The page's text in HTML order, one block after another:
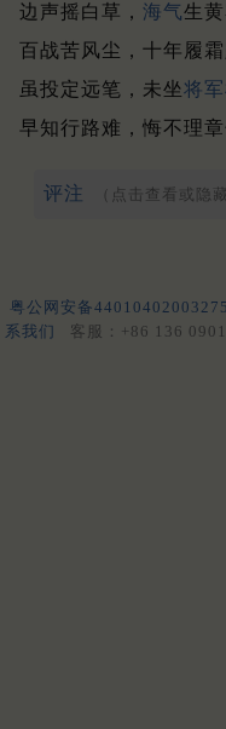
边声摇白草， 海气生黄
百战苦风尘，十年履霜
虽投定远笔，未坐将
早知行路难，悔不理章
评注 （点击查看或隐
粤公网安备44010402003275
系我们
客服：+86 136